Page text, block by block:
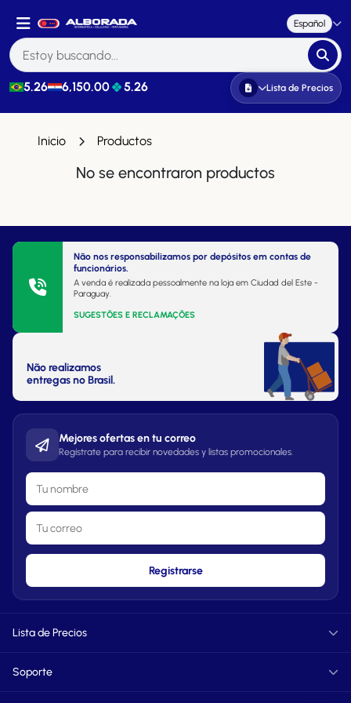
Español
5.26 6,150.00 5.26 Lista de Precios
Inicio Productos
No se encontraron productos
Não nos responsabilizamos por depósitos em contas de
funcionários.
A venda é realizada pessoalmente na loja em Ciudad del Este -
Paraguay.
SUGESTÕES E RECLAMAÇÕES
Não realizamos
entregas no Brasil.
Mejores ofertas en tu correo
Regístrate para recibir novedades y listas promocionales.
Registrarse
Lista de Precios
Soporte